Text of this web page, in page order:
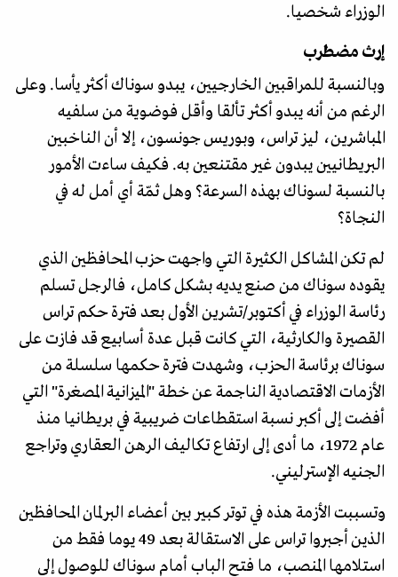
الوزراء شخصيا.
إرث مضطرب
وبالنسبة للمراقبين الخارجيين، يبدو سوناك أكثر يأسا. وعلى
الرغم من أنه يبدو أكثر تألقا وأقل فوضوية من سلفيه
المباشرين، ليز تراس، وبوريس جونسون، إلا أن الناخبين
البريطانيين يبدون غير مقتنعين به. فكيف ساءت الأمور
بالنسبة لسوناك بهذه السرعة؟ وهل ثمّة أي أمل له في
النجاة؟
لم تكن المشاكل الكثيرة التي واجهت حزب المحافظين الذي
يقوده سوناك من صنع يديه بشكل كامل، فالرجل تسلم
رئاسة الوزراء في أكتوبر/تشرين الأول بعد فترة حكم تراس
القصيرة والكارثية، التي كانت قبل عدة أسابيع قد فازت على
سوناك برئاسة الحزب، وشهدت فترة حكمها سلسلة من
الأزمات الاقتصادية الناجمة عن خطة "الميزانية المصغرة" التي
أفضت إلى أكبر نسبة استقطاعات ضريبية في بريطانيا منذ
عام 1972، ما أدى إلى ارتفاع تكاليف الرهن العقاري وتراجع
الجنيه الإسترليني.
وتسببت الأزمة هذه في توتر كبير بين أعضاء البرلمان المحافظين
الذين أجبروا تراس على الاستقالة بعد 49 يوما فقط من
استلامها المنصب، ما فتح الباب أمام سوناك للوصول إلى